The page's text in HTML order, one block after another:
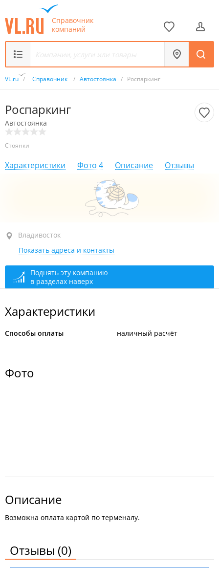
Справочник
компаний
VL.ru / Справочник / Автостоянка / Роспаркинг
Роспаркинг
Автостоянка
Стоянки
Характеристики Фото 4 Описание Отзывы
ул. Русская, 87А стр. 2
открыто: 08:00–21:00
Владивосток
Показать адреса и контакты
Поднять эту компанию
в разделах наверх
Характеристики
Способы оплаты наличный расчёт
Фото
Описание
Возможна оплата картой по терменалу.
Отзывы (0)